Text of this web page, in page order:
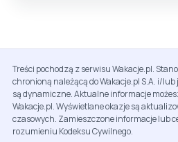
Treści pochodzą z serwisu Wakacje.pl.
chronioną należącą do Wakacje.pl S.A. i/
są dynamiczne. Aktualne informacje
Wakacje.pl. Wyświetlane okazje są
czasowych. Zamieszczone informacje lub
rozumieniu Kodeksu Cywilnego.